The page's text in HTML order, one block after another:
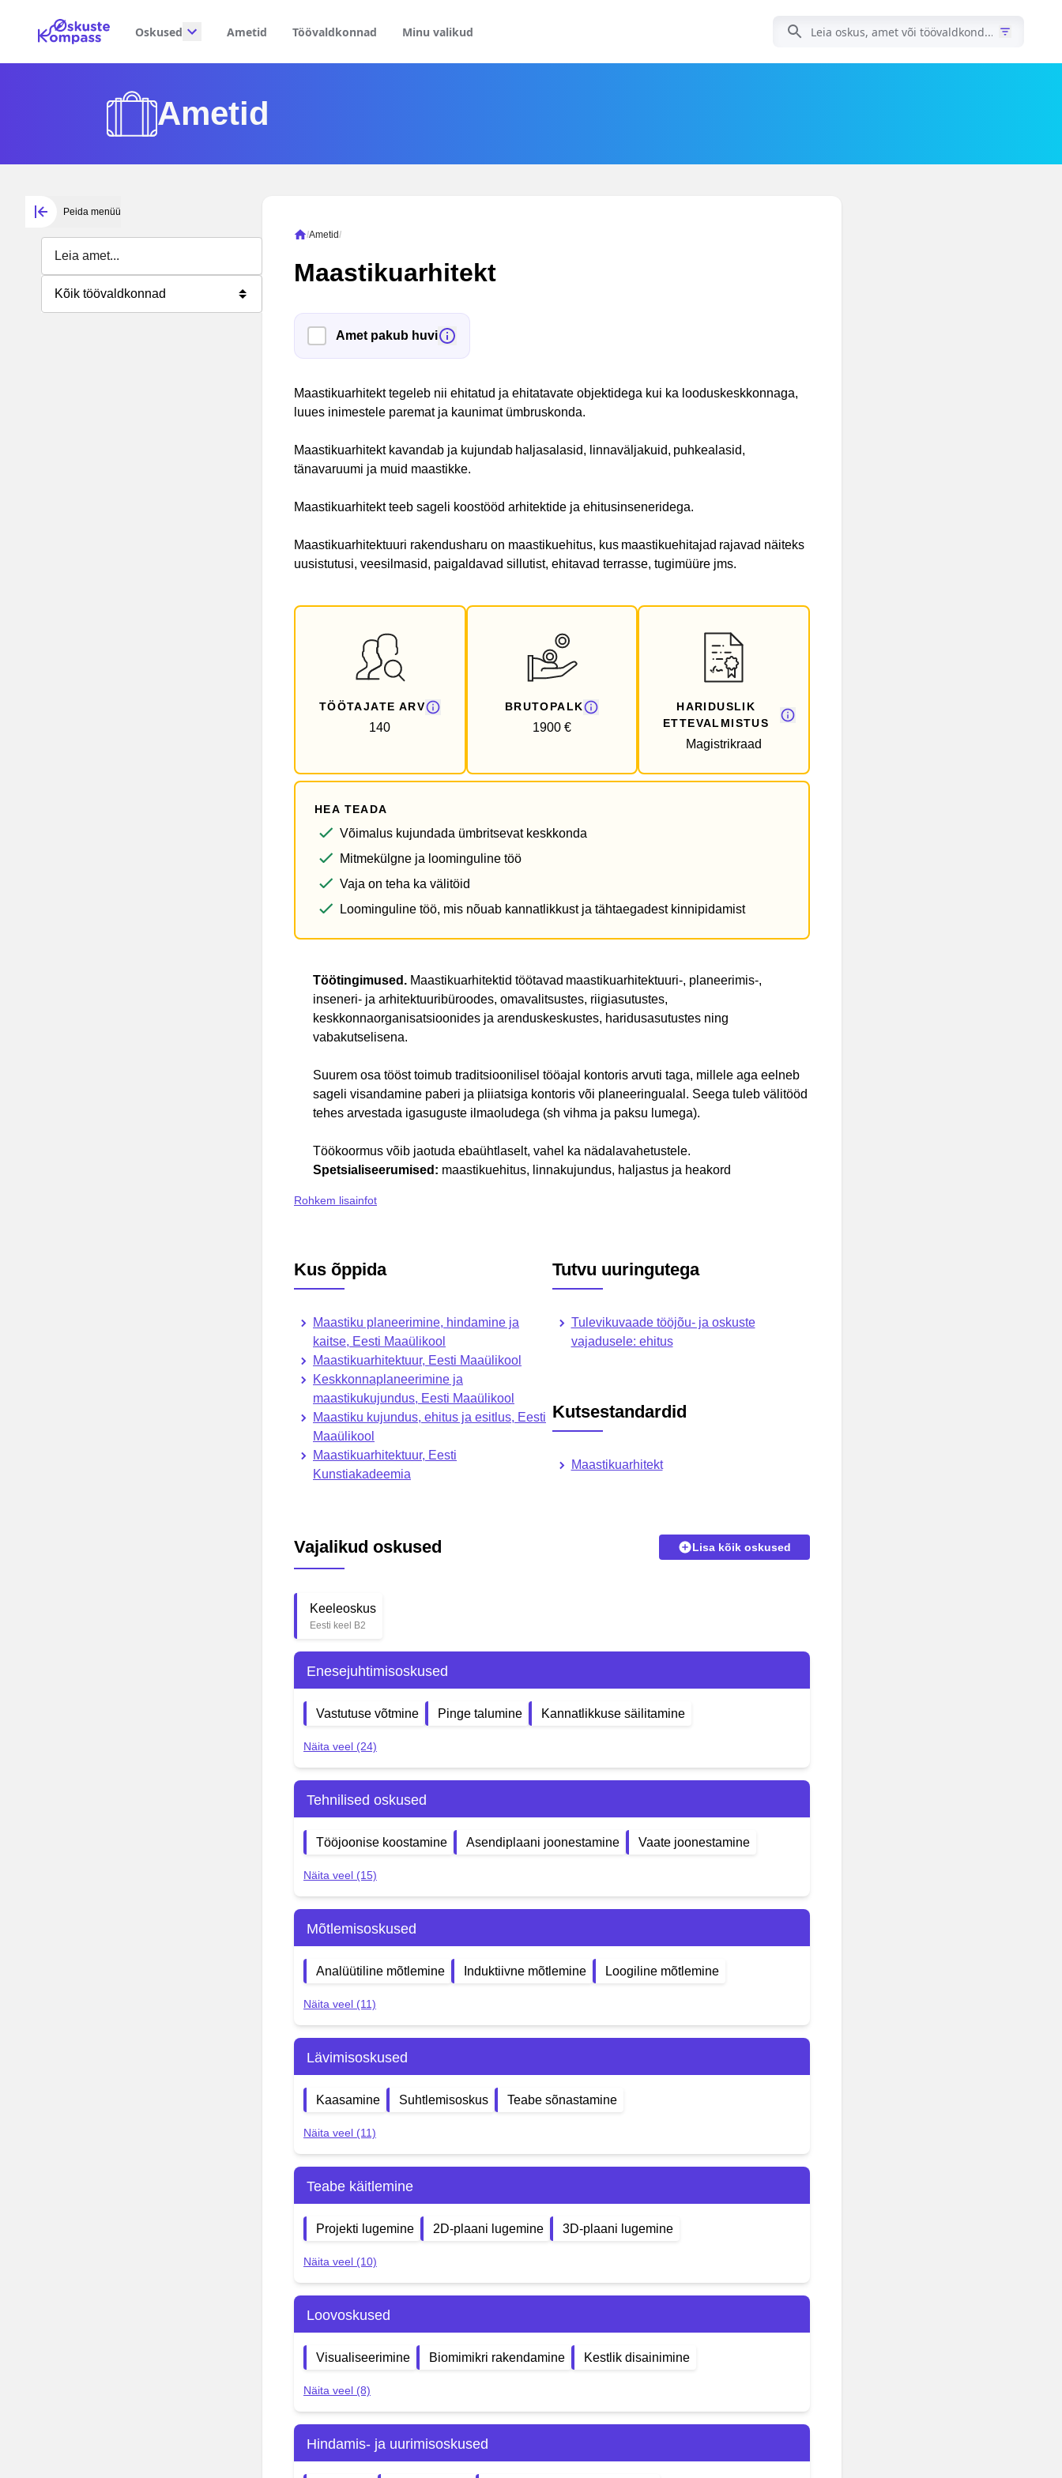
Oskused Ametid Töövaldkonnad Minu valikud
Ametid
Peida menüü
Kõik töövaldkonnad
/Ametid/
Maastikuarhitekt
Amet pakub huvi
Maastikuarhitekt tegeleb nii ehitatud ja ehitatavate objektidega kui ka looduskeskkonnaga,
luues inimestele paremat ja kaunimat ümbruskonda.
Maastikuarhitekt kavandab ja kujundab haljasalasid, linnaväljakuid, puhkealasid,
tänavaruumi ja muid maastikke.
Maastikuarhitekt teeb sageli koostööd arhitektide ja ehitusinseneridega.
Maastikuarhitektuuri rakendusharu on maastikuehitus, kus maastikuehitajad rajavad näiteks
uusistutusi, veesilmasid, paigaldavad sillutist, ehitavad terrasse, tugimüüre jms.
TÖÖTAJATE ARV
140
BRUTOPALK
1900 €
HARIDUSLIK
ETTEVALMISTUS
Magistrikraad
HEA TEADA
Võimalus kujundada ümbritsevat keskkonda
Mitmekülgne ja loominguline töö
Vaja on teha ka välitöid
Loominguline töö, mis nõuab kannatlikkust ja tähtaegadest kinnipidamist
Töötingimused . Maastikuarhitektid töötavad maastikuarhitektuuri‑, planeerimis‑,
inseneri‑ ja arhitektuuribüroodes, omavalitsustes, riigiasutustes,
keskkonnaorganisatsioonides ja arenduskeskustes, haridusasutustes ning
vabakutselisena.
Suurem osa tööst toimub traditsioonilisel tööajal kontoris arvuti taga, millele aga eelneb
sageli visandamine paberi ja pliiatsiga kontoris või planeeringualal. Seega tuleb välitööd
tehes arvestada igasuguste ilmaoludega (sh vihma ja paksu lumega).
Töökoormus võib jaotuda ebaühtlaselt, vahel ka nädalavahetustele.
Spetsialiseerumised : maastikuehitus, linnakujundus, haljastus ja heakord
Rohkem lisainfot
Kus õppida
Maastiku planeerimine, hindamine ja
kaitse, Eesti Maaülikool
Maastikuarhitektuur, Eesti Maaülikool
Keskkonnaplaneerimine ja
maastikukujundus, Eesti Maaülikool
Maastiku kujundus, ehitus ja esitlus, Eesti
Maaülikool
Maastikuarhitektuur, Eesti
Kunstiakadeemia
Tutvu uuringutega
Tulevikuvaade tööjõu- ja oskuste
vajadusele: ehitus
Kutsestandardid
Maastikuarhitekt
Vajalikud oskused Lisa kõik oskused
Keeleoskus
Eesti keel B2
Enesejuhtimisoskused
Vastutuse võtmine Pinge talumine Kannatlikkuse säilitamine
Näita veel (24)
Tehnilised oskused
Tööjoonise koostamine Asendiplaani joonestamine Vaate joonestamine
Näita veel (15)
Mõtlemisoskused
Analüütiline mõtlemine Induktiivne mõtlemine Loogiline mõtlemine
Näita veel (11)
Lävimisoskused
Kaasamine Suhtlemisoskus Teabe sõnastamine
Näita veel (11)
Teabe käitlemine
Projekti lugemine 2D-plaani lugemine 3D-plaani lugemine
Näita veel (10)
Loovoskused
Visualiseerimine Biomimikri rakendamine Kestlik disainimine
Näita veel (8)
Hindamis- ja uurimisoskused